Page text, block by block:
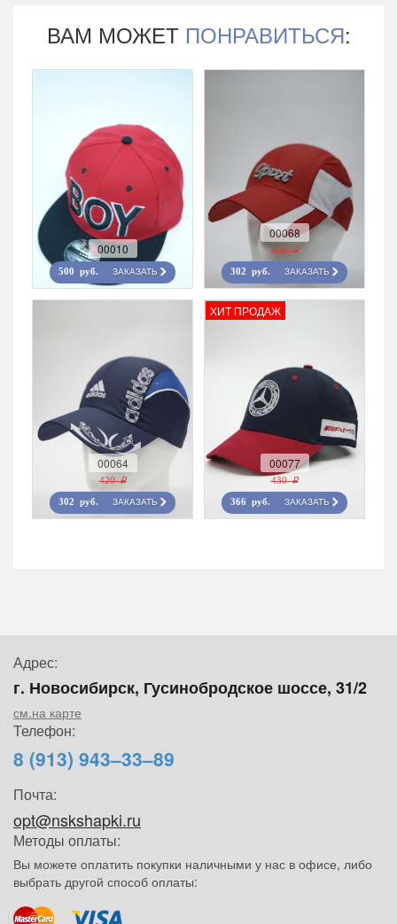
ВАМ МОЖЕТ ПОНРАВИТЬСЯ:
00010
500 руб. ЗАКАЗАТЬ
00068
420 r
302 руб. ЗАКАЗАТЬ
00064
420 r
302 руб. ЗАКАЗАТЬ
ХИТ ПРОДАЖ
00077
430 r
366 руб. ЗАКАЗАТЬ
Адрес:
г. Новосибирск, Гусинобродское шоссе, 31/2
см.на карте
Телефон:
8 (913) 943–33–89
Почта:
opt@nskshapki.ru
Методы оплаты:
Вы можете оплатить покупки наличными у нас в офисе, либо
выбрать другой способ оплаты: